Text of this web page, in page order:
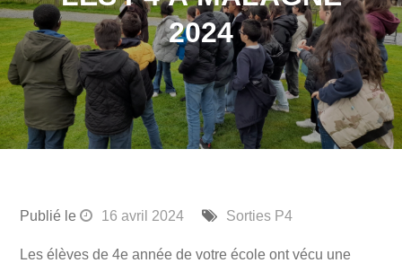
2024
Publié le 16 avril 2024 Sorties P4
Les élèves de 4e année de votre école ont vécu une